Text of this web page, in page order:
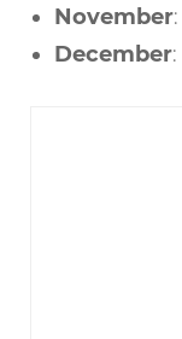
November:
December: